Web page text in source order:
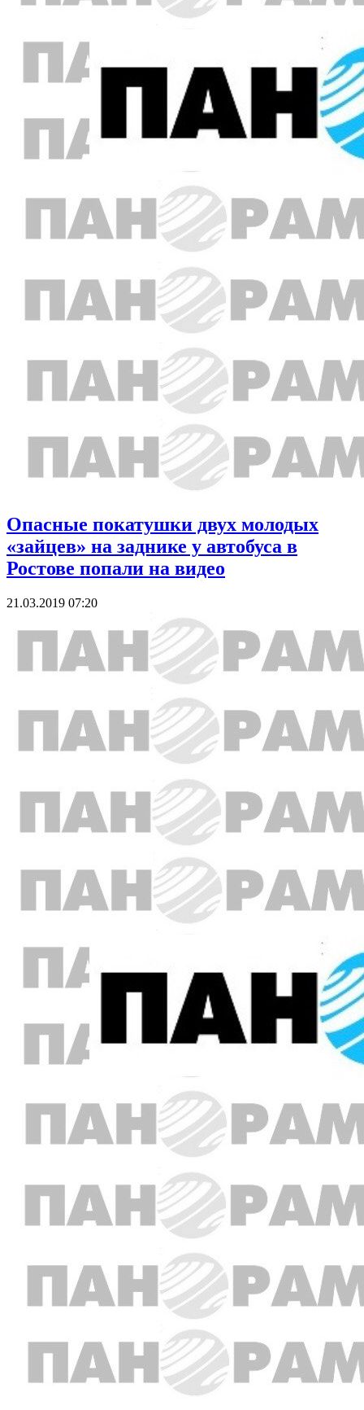
Опасные покатушки двух молодых
«зайцев» на заднике у автобуса в
Ростове попали на видео
21.03.2019 07:20